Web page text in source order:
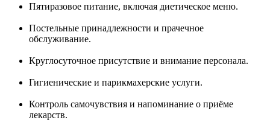
Пятиразовое питание, включая диетическое меню.
Постельные принадлежности и прачечное
обслуживание.
Круглосуточное присутствие и внимание персонала.
Гигиенические и парикмахерские услуги.
Контроль самочувствия и напоминание о приёме
лекарств.